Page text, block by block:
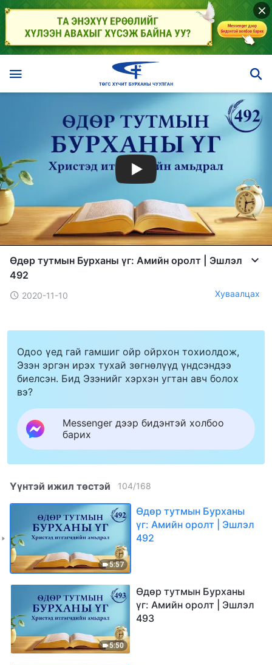
Өдөр тутмын Бурханы үг: Амийн оролт | Эшлэл
492
2020-11-10 Хуваалцах
Одоо үед гай гамшиг ойр ойрхон тохиолдож,
Эзэн эргэн ирэх тухай зөгнөлүүд үндсэндээ
биелсэн. Бид Эзэнийг хэрхэн угтан авч болох
вэ?
Messenger дээр бидэнтэй холбоо
барих
Үүнтэй ижил төстэй 104/168
5:57
Өдөр тутмын Бурханы
үг: Амийн оролт | Эшлэл
492
5:50
Өдөр тутмын Бурханы
үг: Амийн оролт | Эшлэл
493